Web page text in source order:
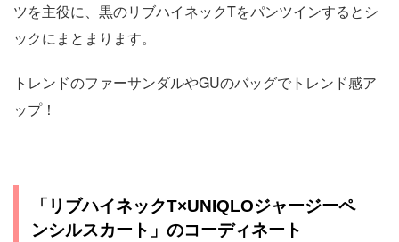
ツを主役に、黒のリブハイネックTをパンツインするとシ
ックにまとまります。
トレンドのファーサンダルやGUのバッグでトレンド感ア
ップ！
「リブハイネックT×UNIQLOジャージーペ
ンシルスカート」のコーディネート